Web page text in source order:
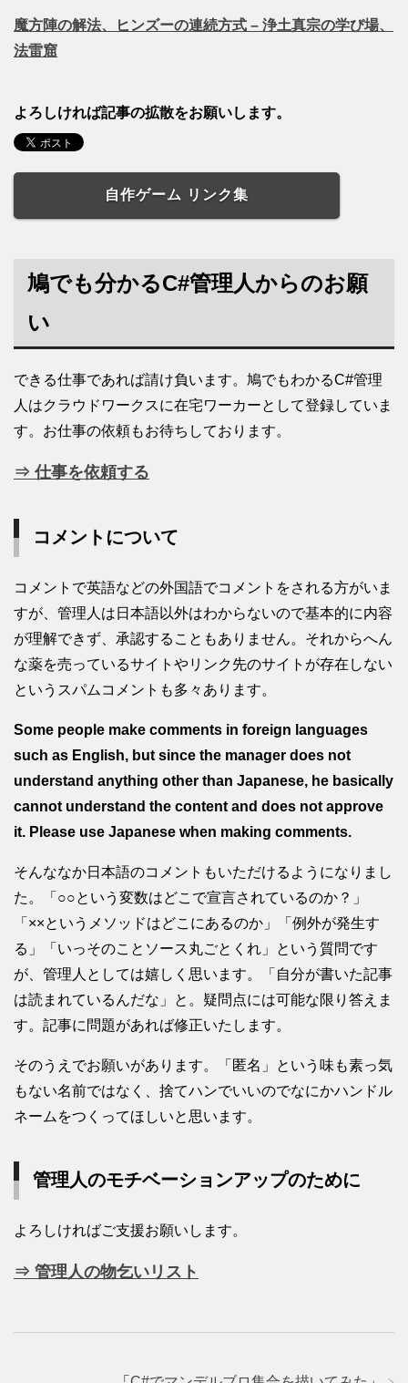
魔方陣の解法、ヒンズーの連続方式 – 浄土真宗の学び場、
法雷窟
よろしければ記事の拡散をお願いします。
自作ゲーム リンク集
鳩でも分かるC#管理人からのお願
い
できる仕事であれば請け負います。鳩でもわかるC#管理
人はクラウドワークスに在宅ワーカーとして登録していま
す。お仕事の依頼もお待ちしております。
⇒ 仕事を依頼する
コメントについて
コメントで英語などの外国語でコメントをされる方がいま
すが、管理人は日本語以外はわからないので基本的に内容
が理解できず、承認することもありません。それからへん
な薬を売っているサイトやリンク先のサイトが存在しない
というスパムコメントも多々あります。
Some people make comments in foreign languages
such as English, but since the manager does not
understand anything other than Japanese, he basically
cannot understand the content and does not approve
it. Please use Japanese when making comments.
そんななか日本語のコメントもいただけるようになりまし
た。「○○という変数はどこで宣言されているのか？」
「××というメソッドはどこにあるのか」「例外が発生す
る」「いっそのことソース丸ごとくれ」という質問です
が、管理人としては嬉しく思います。「自分が書いた記事
は読まれているんだな」と。疑問点には可能な限り答えま
す。記事に問題があれば修正いたします。
そのうえでお願いがあります。「匿名」という味も素っ気
もない名前ではなく、捨てハンでいいのでなにかハンドル
ネームをつくってほしいと思います。
管理人のモチベーションアップのために
よろしければご支援お願いします。
⇒ 管理人の物乞いリスト